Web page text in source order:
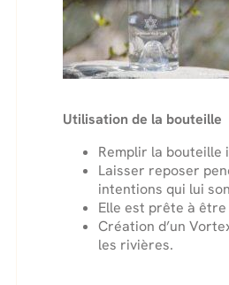
Utilisation de la bouteille
Remplir la bouteille
Laisser reposer
intentions qui lui
Elle est prête à
Création d’un
les rivières.